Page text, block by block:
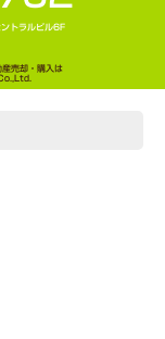
トラルビル6F
売却・購入は